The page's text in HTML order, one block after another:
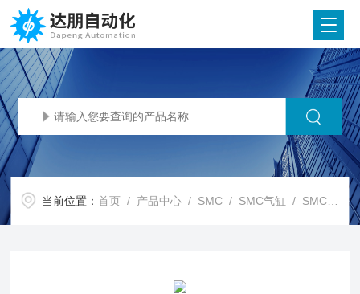
当前位置：首页 / 产品中心 / SMC / SMC气缸 / SMC代理SMC 伸摆气缸 MRQ